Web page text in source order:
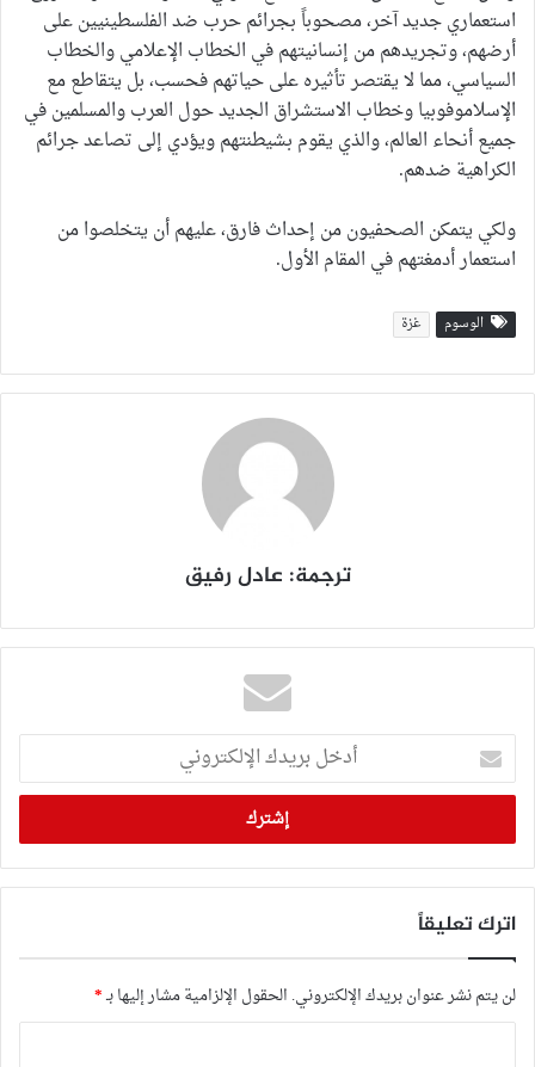
استعماري جديد آخر، مصحوباً بجرائم حرب ضد الفلسطينيين على
أرضهم، وتجريدهم من إنسانيتهم في الخطاب الإعلامي والخطاب
السياسي، مما لا يقتصر تأثيره على حياتهم فحسب، بل يتقاطع مع
الإسلاموفوبيا وخطاب الاستشراق الجديد حول العرب والمسلمين في
جميع أنحاء العالم، والذي يقوم بشيطنتهم ويؤدي إلى تصاعد جرائم
الكراهية ضدهم.
ولكي يتمكن الصحفيون من إحداث فارق، عليهم أن يتخلصوا من
استعمار أدمغتهم في المقام الأول.
الوسوم غزة
ترجمة: عادل رفيق
أدخل
بريدك
الإلكتروني
اترك تعليقاً
لن يتم نشر عنوان بريدك الإلكتروني. الحقول الإلزامية مشار إليها بـ*